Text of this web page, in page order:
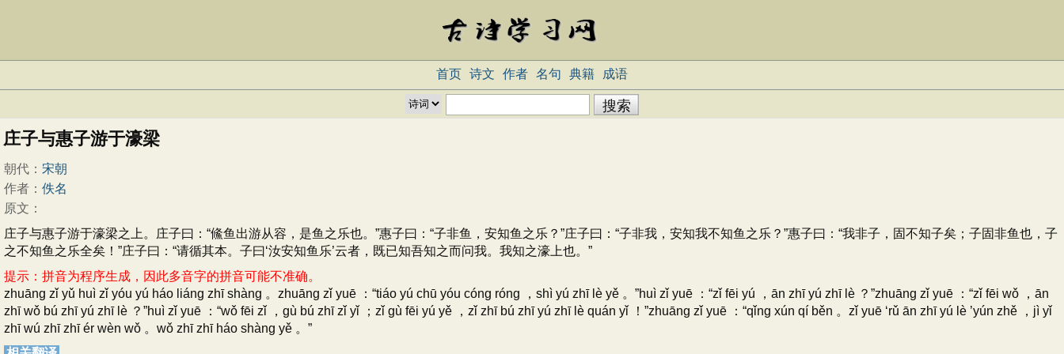
首页 诗文 作者 名句 典籍 成语
庄子与惠子游于濠梁
朝代： 宋朝
作者： 佚名
原文：
庄子与惠子游于濠梁之上。庄子曰：“鯈鱼出游从容，是鱼之乐也。”惠子曰：“子非鱼，安知鱼之乐？”庄子曰：“子非我，安知我不知鱼之乐？”惠子曰：“我非子，固不知子矣；子固非鱼也，子
之不知鱼之乐全矣！”庄子曰：“请循其本。子曰‘汝安知鱼乐’云者，既已知吾知之而问我。我知之濠上也。”
提示：拼音为程序生成，因此多音字的拼音可能不准确。
zhuāng zǐ yǔ huì zǐ yóu yú háo liáng zhī shàng 。zhuāng zǐ yuē ：“tiáo yú chū yóu cóng róng ，shì yú zhī lè yě 。”huì zǐ yuē ：“zǐ fēi yú ，ān zhī yú zhī lè ？”zhuāng zǐ yuē ：“zǐ fēi wǒ ，ān
zhī wǒ bú zhī yú zhī lè ？”huì zǐ yuē ：“wǒ fēi zǐ ，gù bú zhī zǐ yǐ ；zǐ gù fēi yú yě ，zǐ zhī bú zhī yú zhī lè quán yǐ ！”zhuāng zǐ yuē ：“qǐng xún qí běn 。zǐ yuē ‘rǔ ān zhī yú lè ’yún zhě ，jì yǐ
zhī wú zhī zhī ér wèn wǒ 。wǒ zhī zhī háo shàng yě 。”